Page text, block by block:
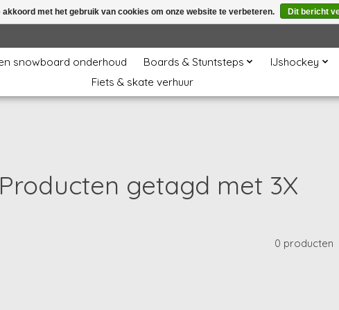
snowboard onderhoud Boards & Stuntsteps IJshockey
Fiets & skate verhuur
Producten getagd met 3X
0 producten
akkoord met het gebruik van cookies om onze website te verbeteren. Dit bericht